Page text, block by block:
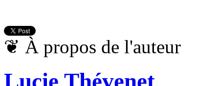
❦ À propos de l'auteur